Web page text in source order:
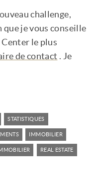
challenge,
que je vous conseille
le plus
de contact . Je
STATISTIQUES
IMMOBILIER
REAL ESTATE